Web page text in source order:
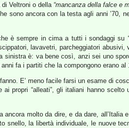
Veltroni o della “mancanza della falce e
sono ancora con la testa agli anni ’70,
è sempre in cima a tutti i sondaggi su
lavavetri, parcheggiatori abusivi,
è: va bene così, anzi sei uno
fa i partiti che la compongono erano al
E’ meno facile farsi un esame di
“alleati”, gli italiani hanno scelto
molto da dire, e da dare, all’Italia
la libertà individuale, le nuove